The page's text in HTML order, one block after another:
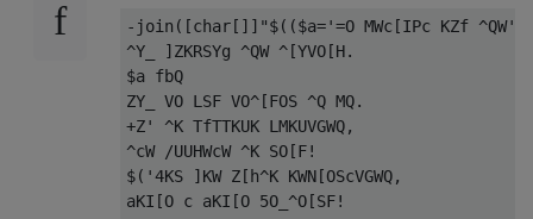
- join ([char []] "$(($a='=O MWc[IPc KZf
^Y_ ]ZKRSYg ^QW ^[YVO[H.
$a fbQ
ZY_ VO LSF VO^[FOS ^Q MQ.
+Z' ^K TfTTKUK LMKUVGWQ,
^cW /UUHWcW ^K SO[F!
$('4KS ]KW Z[h^K KWN[OScVGWQ,
aKI[O c aKI[O 5O_^O[SF!